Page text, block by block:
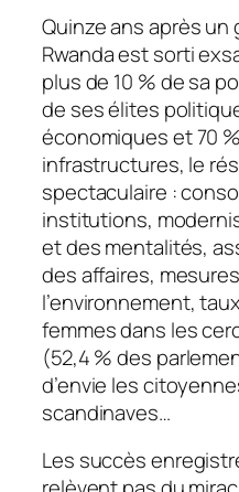
Quinze ans après
Rwanda est sorti
plus de 10 % de sa
de ses élites
économiques et 70
infrastructures, le
spectaculaire :
institutions,
et des mentalités,
des affaires,
l’environnement,
femmes dans les
(52,4 % des
d’envie les
scandinaves…
Les succès